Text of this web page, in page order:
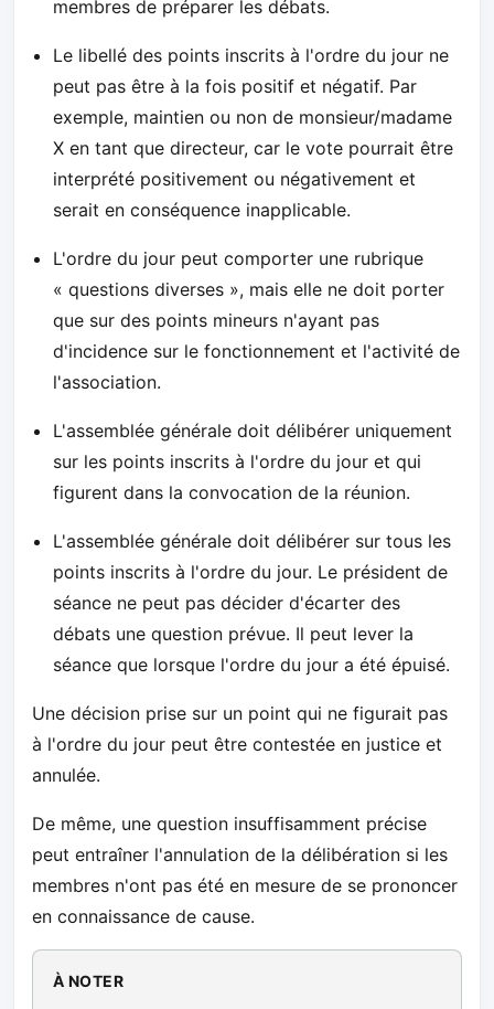
membres de préparer les débats.
Le libellé des points inscrits à l'ordre du jour ne
peut pas être à la fois positif et négatif. Par
exemple, maintien ou non de monsieur/madame
X en tant que directeur, car le vote pourrait être
interprété positivement ou négativement et
serait en conséquence inapplicable.
L'ordre du jour peut comporter une rubrique
« questions diverses », mais elle ne doit porter
que sur des points mineurs n'ayant pas
d'incidence sur le fonctionnement et l'activité de
l'association.
L'assemblée générale doit délibérer uniquement
sur les points inscrits à l'ordre du jour et qui
figurent dans la convocation de la réunion.
L'assemblée générale doit délibérer sur tous les
points inscrits à l'ordre du jour. Le président de
séance ne peut pas décider d'écarter des
débats une question prévue. Il peut lever la
séance que lorsque l'ordre du jour a été épuisé.
Une décision prise sur un point qui ne figurait pas
à l'ordre du jour peut être contestée en justice et
annulée.
De même, une question insuffisamment précise
peut entraîner l'annulation de la délibération si les
membres n'ont pas été en mesure de se prononcer
en connaissance de cause.
À NOTER